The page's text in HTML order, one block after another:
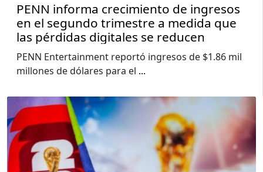
PENN informa crecimiento de ingresos
en el segundo trimestre a medida que
las pérdidas digitales se reducen
PENN Entertainment reportó ingresos de $1.86 mil
millones de dólares para el ...